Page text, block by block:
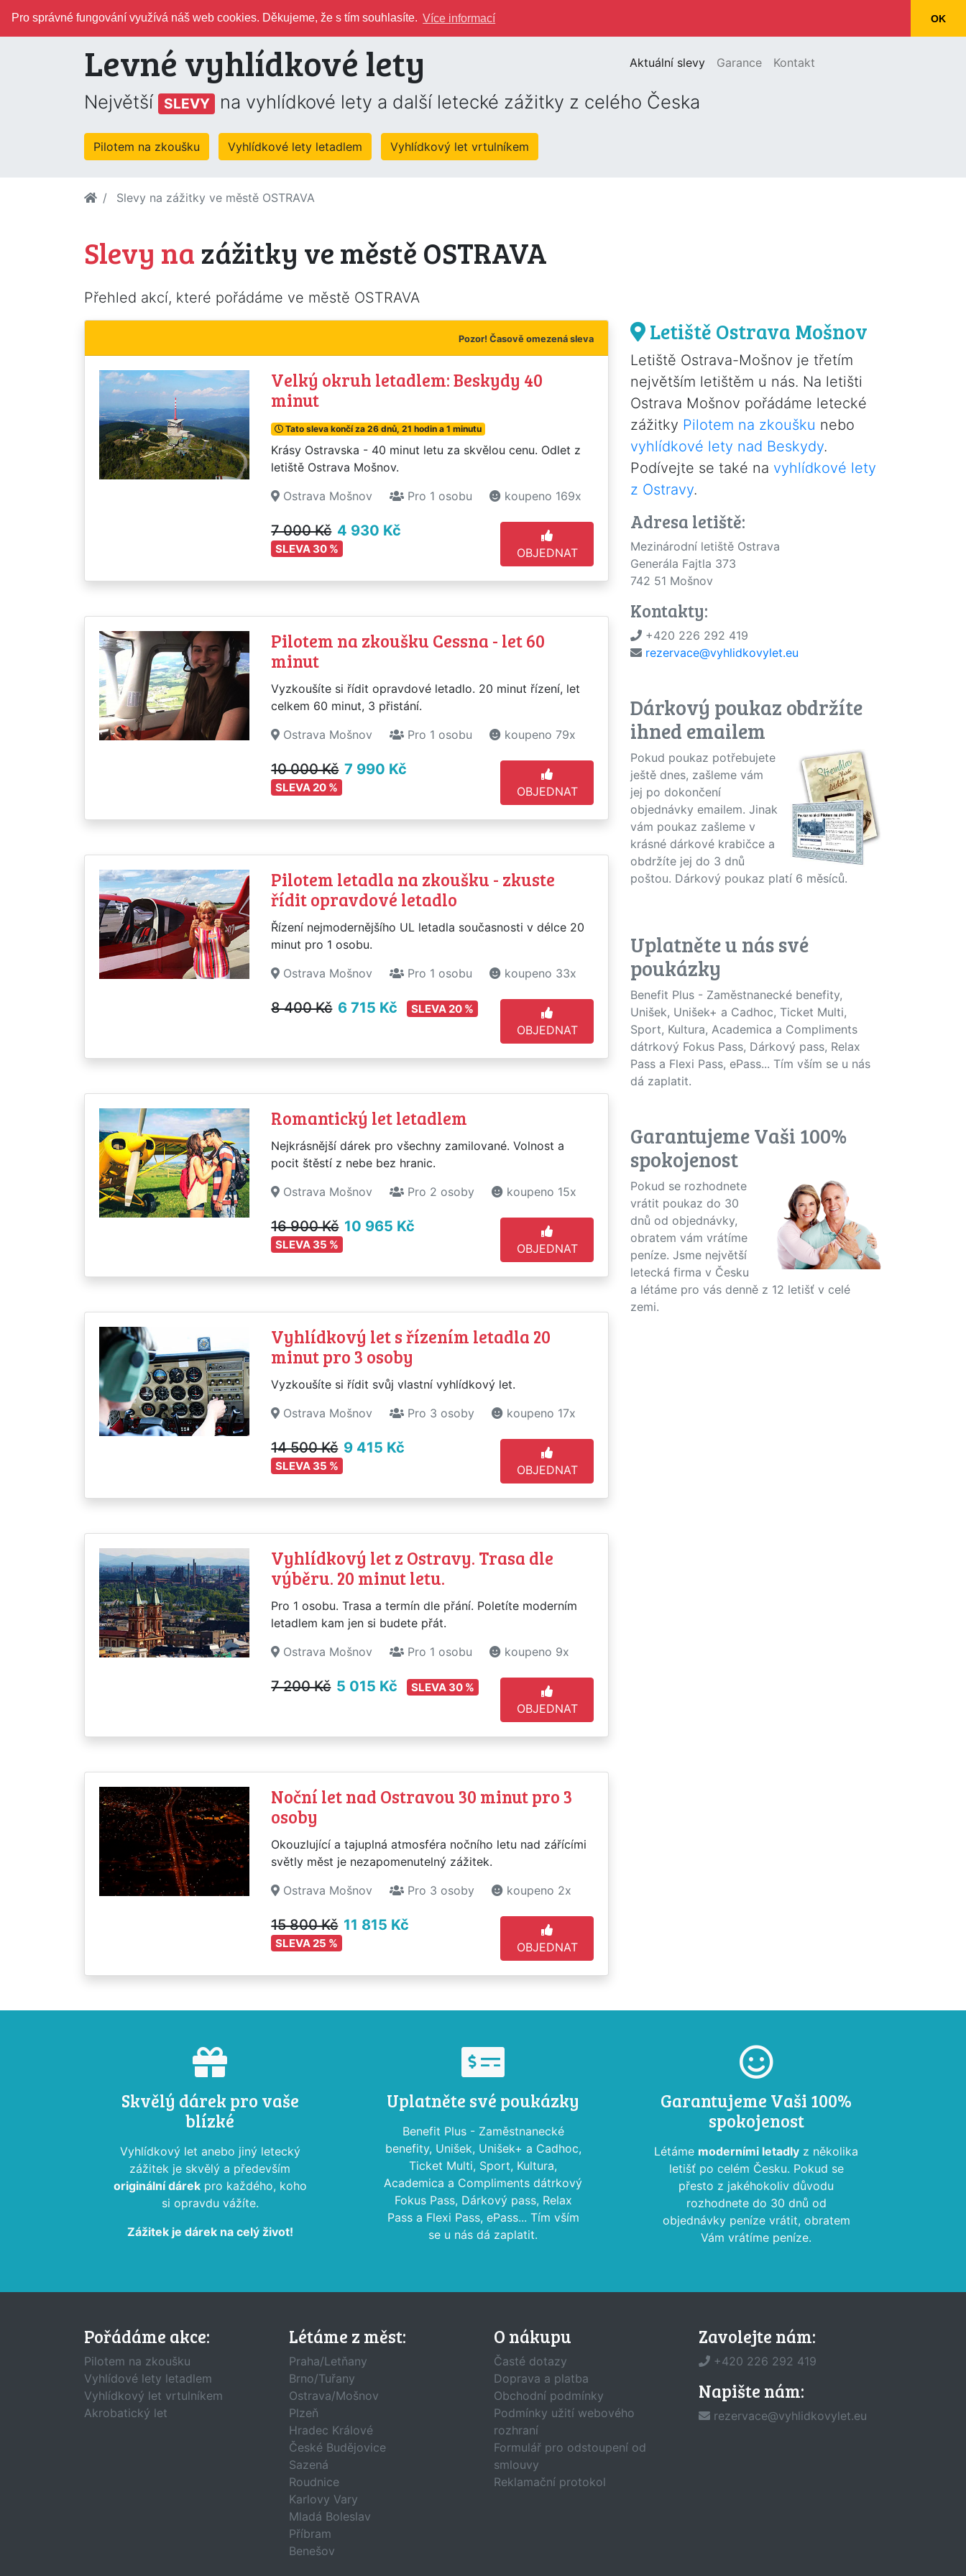
Pro správné fungování využívá náš web cookies. Děkujeme, že s tím souhlasíte. Více informací OK
Levné vyhlídkové lety Aktuální slevy(current)
Garance Kontakt
Největší SLEVY na vyhlídkové lety a další letecké zážitky z celého Česka
Pilotem na zkoušku Vyhlídkové lety letadlem Vyhlídkový let vrtulníkem
Slevy na zážitky ve městě OSTRAVA
Slevy na zážitky ve městě OSTRAVA
Přehled akcí, které pořádáme ve městě OSTRAVA
Pozor! Časově omezená sleva
Velký okruh letadlem: Beskydy 40
minut
Tato sleva končí za 26 dnů, 21 hodin a 1 minutu
Krásy Ostravska - 40 minut letu za skvělou cenu. Odlet z
letiště Ostrava Mošnov.
Ostrava Mošnov
Pro 1 osobu koupeno 169x
7 000 Kč 4 930 Kč
SLEVA 30 % OBJEDNAT
Pilotem na zkoušku Cessna - let 60
minut
Vyzkoušíte si řídit opravdové letadlo. 20 minut řízení, let
celkem 60 minut, 3 přistání.
Ostrava Mošnov
Pro 1 osobu koupeno 79x
10 000 Kč 7 990 Kč
SLEVA 20 % OBJEDNAT
Pilotem letadla na zkoušku - zkuste
řídit opravdové letadlo
Řízení nejmodernějšího UL letadla současnosti v délce 20
minut pro 1 osobu.
Ostrava Mošnov
Pro 1 osobu koupeno 33x
8 400 Kč 6 715 Kč SLEVA 20 %
OBJEDNAT
Romantický let letadlem
Nejkrásnější dárek pro všechny zamilované. Volnost a
pocit štěstí z nebe bez hranic.
Ostrava Mošnov
Pro 2 osoby koupeno 15x
16 900 Kč 10 965 Kč
SLEVA 35 % OBJEDNAT
Vyhlídkový let s řízením letadla 20
minut pro 3 osoby
Vyzkoušíte si řídit svůj vlastní vyhlídkový let.
Ostrava Mošnov
Pro 3 osoby koupeno 17x
14 500 Kč 9 415 Kč
SLEVA 35 % OBJEDNAT
Vyhlídkový let z Ostravy. Trasa dle
výběru. 20 minut letu.
Pro 1 osobu. Trasa a termín dle přání. Poletíte moderním
letadlem kam jen si budete přát.
Ostrava Mošnov
Pro 1 osobu koupeno 9x
7 200 Kč 5 015 Kč SLEVA 30 %
OBJEDNAT
Noční let nad Ostravou 30 minut pro 3
osoby
Okouzlující a tajuplná atmosféra nočního letu nad zářícími
světly měst je nezapomenutelný zážitek.
Ostrava Mošnov
Pro 3 osoby koupeno 2x
15 800 Kč 11 815 Kč
SLEVA 25 % OBJEDNAT
Letiště Ostrava Mošnov
Letiště Ostrava-Mošnov je třetím
největším letištěm u nás. Na letišti
Ostrava Mošnov pořádáme letecké
zážitky Pilotem na zkoušku nebo
vyhlídkové lety nad Beskydy.
Podívejte se také na vyhlídkové lety
z Ostravy.
Adresa letiště:
Mezinárodní letiště Ostrava
Generála Fajtla 373
742 51 Mošnov
Kontakty:
+420 226 292 419
rezervace@vyhlidkovylet.eu
Dárkový poukaz obdržíte
ihned emailem
Pokud poukaz potřebujete
ještě dnes, zašleme vám
jej po dokončení
objednávky emailem. Jinak
vám poukaz zašleme v
krásné dárkové krabičce a
obdržíte jej do 3 dnů
poštou. Dárkový poukaz platí 6 měsíců.
Uplatněte u nás své
poukázky
Benefit Plus - Zaměstnanecké benefity,
Unišek, Unišek+ a Cadhoc, Ticket Multi,
Sport, Kultura, Academica a Compliments
dátrkový Fokus Pass, Dárkový pass, Relax
Pass a Flexi Pass, ePass... Tím vším se u nás
dá zaplatit.
Garantujeme Vaši 100%
spokojenost
Pokud se rozhodnete
vrátit poukaz do 30
dnů od objednávky,
obratem vám vrátíme
peníze. Jsme největší
letecká firma v Česku
a létáme pro vás denně z 12 letišť v celé
zemi.
Skvělý dárek pro vaše
blízké
Vyhlídkový let anebo jiný letecký
zážitek je skvělý a především
originální dárekpro každého, koho
si opravdu vážíte.
Zážitek je dárek na celý život!
Uplatněte své poukázky
Benefit Plus - Zaměstnanecké
benefity, Unišek, Unišek+ a Cadhoc,
Ticket Multi, Sport, Kultura,
Academica a Compliments dátrkový
Fokus Pass, Dárkový pass, Relax
Pass a Flexi Pass, ePass... Tím vším
se u nás dá zaplatit.
Garantujeme Vaši 100%
spokojenost
Létáme moderními letadly z několika
letišť po celém Česku. Pokud se
přesto z jakéhokoliv důvodu
rozhodnete do 30 dnů od
objednávky peníze vrátit, obratem
Vám vrátíme peníze.
Pořádáme akce:
Pilotem na zkoušku
Vyhlídové lety letadlem
Vyhlídkový let vrtulníkem
Akrobatický let
Létáme z měst:
Praha/Letňany
Brno/Tuřany
Ostrava/Mošnov
Plzeň
Hradec Králové
České Budějovice
Sazená
Roudnice
Karlovy Vary
Mladá Boleslav
Příbram
Benešov
O nákupu
Časté dotazy
Doprava a platba
Obchodní podmínky
Podmínky užití webového
rozhraní
Formulář pro odstoupení od
smlouvy
Reklamační protokol
Zavolejte nám:
+420 226 292 419
Napište nám:
rezervace@vyhlidkovylet.eu